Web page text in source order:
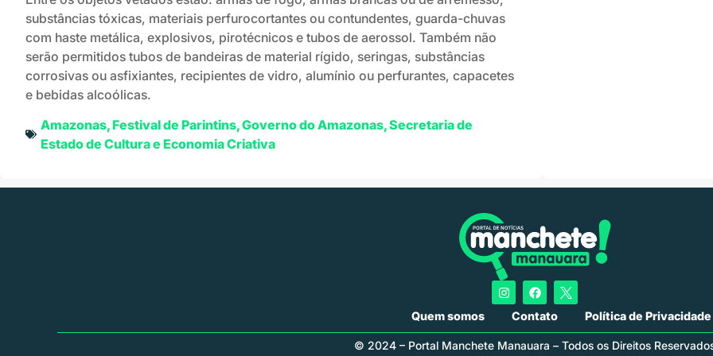
substâncias tóxicas, materiais perfurocortantes ou contundentes, guarda-chuvas
com haste metálica, explosivos, pirotécnicos e tubos de aerossol. Também não
serão permitidos tubos de bandeiras de material rígido, seringas, substâncias
corrosivas ou asfixiantes, recipientes de vidro, alumínio ou perfurantes, capacetes
e bebidas alcoólicas.
Amazonas,Festival de Parintins,Governo do Amazonas,Secretaria de
Estado de Cultura e Economia Criativa
Quem somos Contato Política de Privacidade
© 2024 – Portal Manchete Manauara – Todos os Direitos